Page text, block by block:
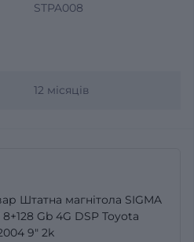
STPA008
12 місяців
Штатна магнітола SIGMA
Gb 4G DSP Toyota
9" 2k